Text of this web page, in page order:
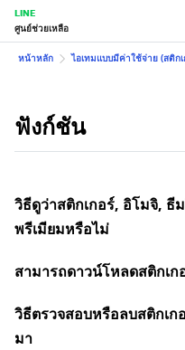
LINE
ศูนย์ช่วยเหลือ
หน้าหลัก ไอเทมแบบมีค่าใช้จ่าย (สติก
ฟังก์ชัน
วิธีดูว่าสติกเกอร์, อิโมจิ, ธี
พรีเมียมหรือไม่
สามารถดาวน์โหลดสติกเ
วิธีตรวจสอบหรือลบสติกเ
มา